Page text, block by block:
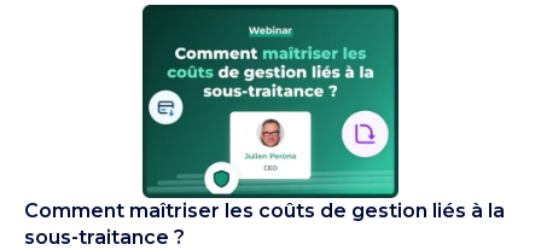
Comment maîtriser les coûts de gestion liés à la
sous-traitance ?